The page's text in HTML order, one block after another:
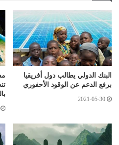
البنك الدولي يطالب دول أفريقيا
برفع الدعم عن الوقود الأحفوري
2021-05-30